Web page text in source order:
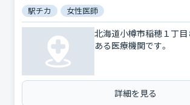
駅チカ 女性医師
北海道小樽市稲穂１丁
ある医療機関です。
詳細を見る